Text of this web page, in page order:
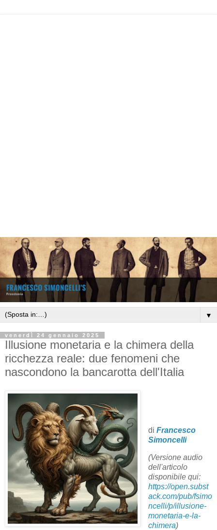
▼
venerdì 24 gennaio 2025
Illusione monetaria e la chimera della
ricchezza reale: due fenomeni che
nascondono la bancarotta dell'Italia
di Francesco
Simoncelli
(Versione audio
dell'articolo
disponibile qui:
https://open.subst
ack.com/pub/fsimo
ncelli/p/illusione-
monetaria-e-la-
chimera)